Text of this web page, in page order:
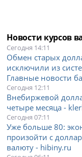
Новости курсов
Сегодня 14:11
Обмен старых
исключили из
Главные новости
Сегодня 12:11
Внебиржевой
четыре месяца -
Сегодня 07:11
Уже больше 80:
произойти с
валюту - hibiny.ru